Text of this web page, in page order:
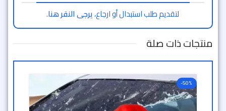
لتقديم طلب استبدال أو ارجاع،يرجى النقر هنا.
منتجات ذات صلة
-50%